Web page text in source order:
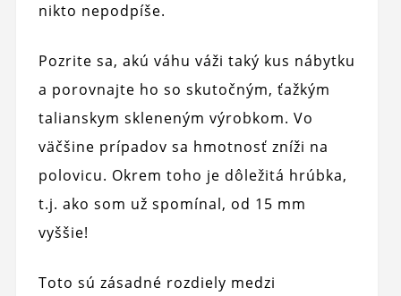
nikto nepodpíše.
Pozrite sa, akú váhu váži taký kus nábytku
a porovnajte ho so skutočným, ťažkým
talianskym skleneným výrobkom. Vo
väčšine prípadov sa hmotnosť zníži na
polovicu. Okrem toho je dôležitá hrúbka,
t.j. ako som už spomínal, od 15 mm
vyššie!
Toto sú zásadné rozdiely medzi